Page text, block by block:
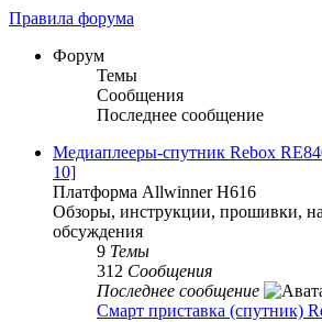
Правила форума
Форум
Темы
Сообщения
Последнее сообщение
Медиаплееры-спутник Rebox
10]
Платформа Allwinner H616
Обзоры, инструкции, прошивки,
обсуждения
9 Темы
312 Сообщения
Последнее сообщение
Смарт приставка (спутник)